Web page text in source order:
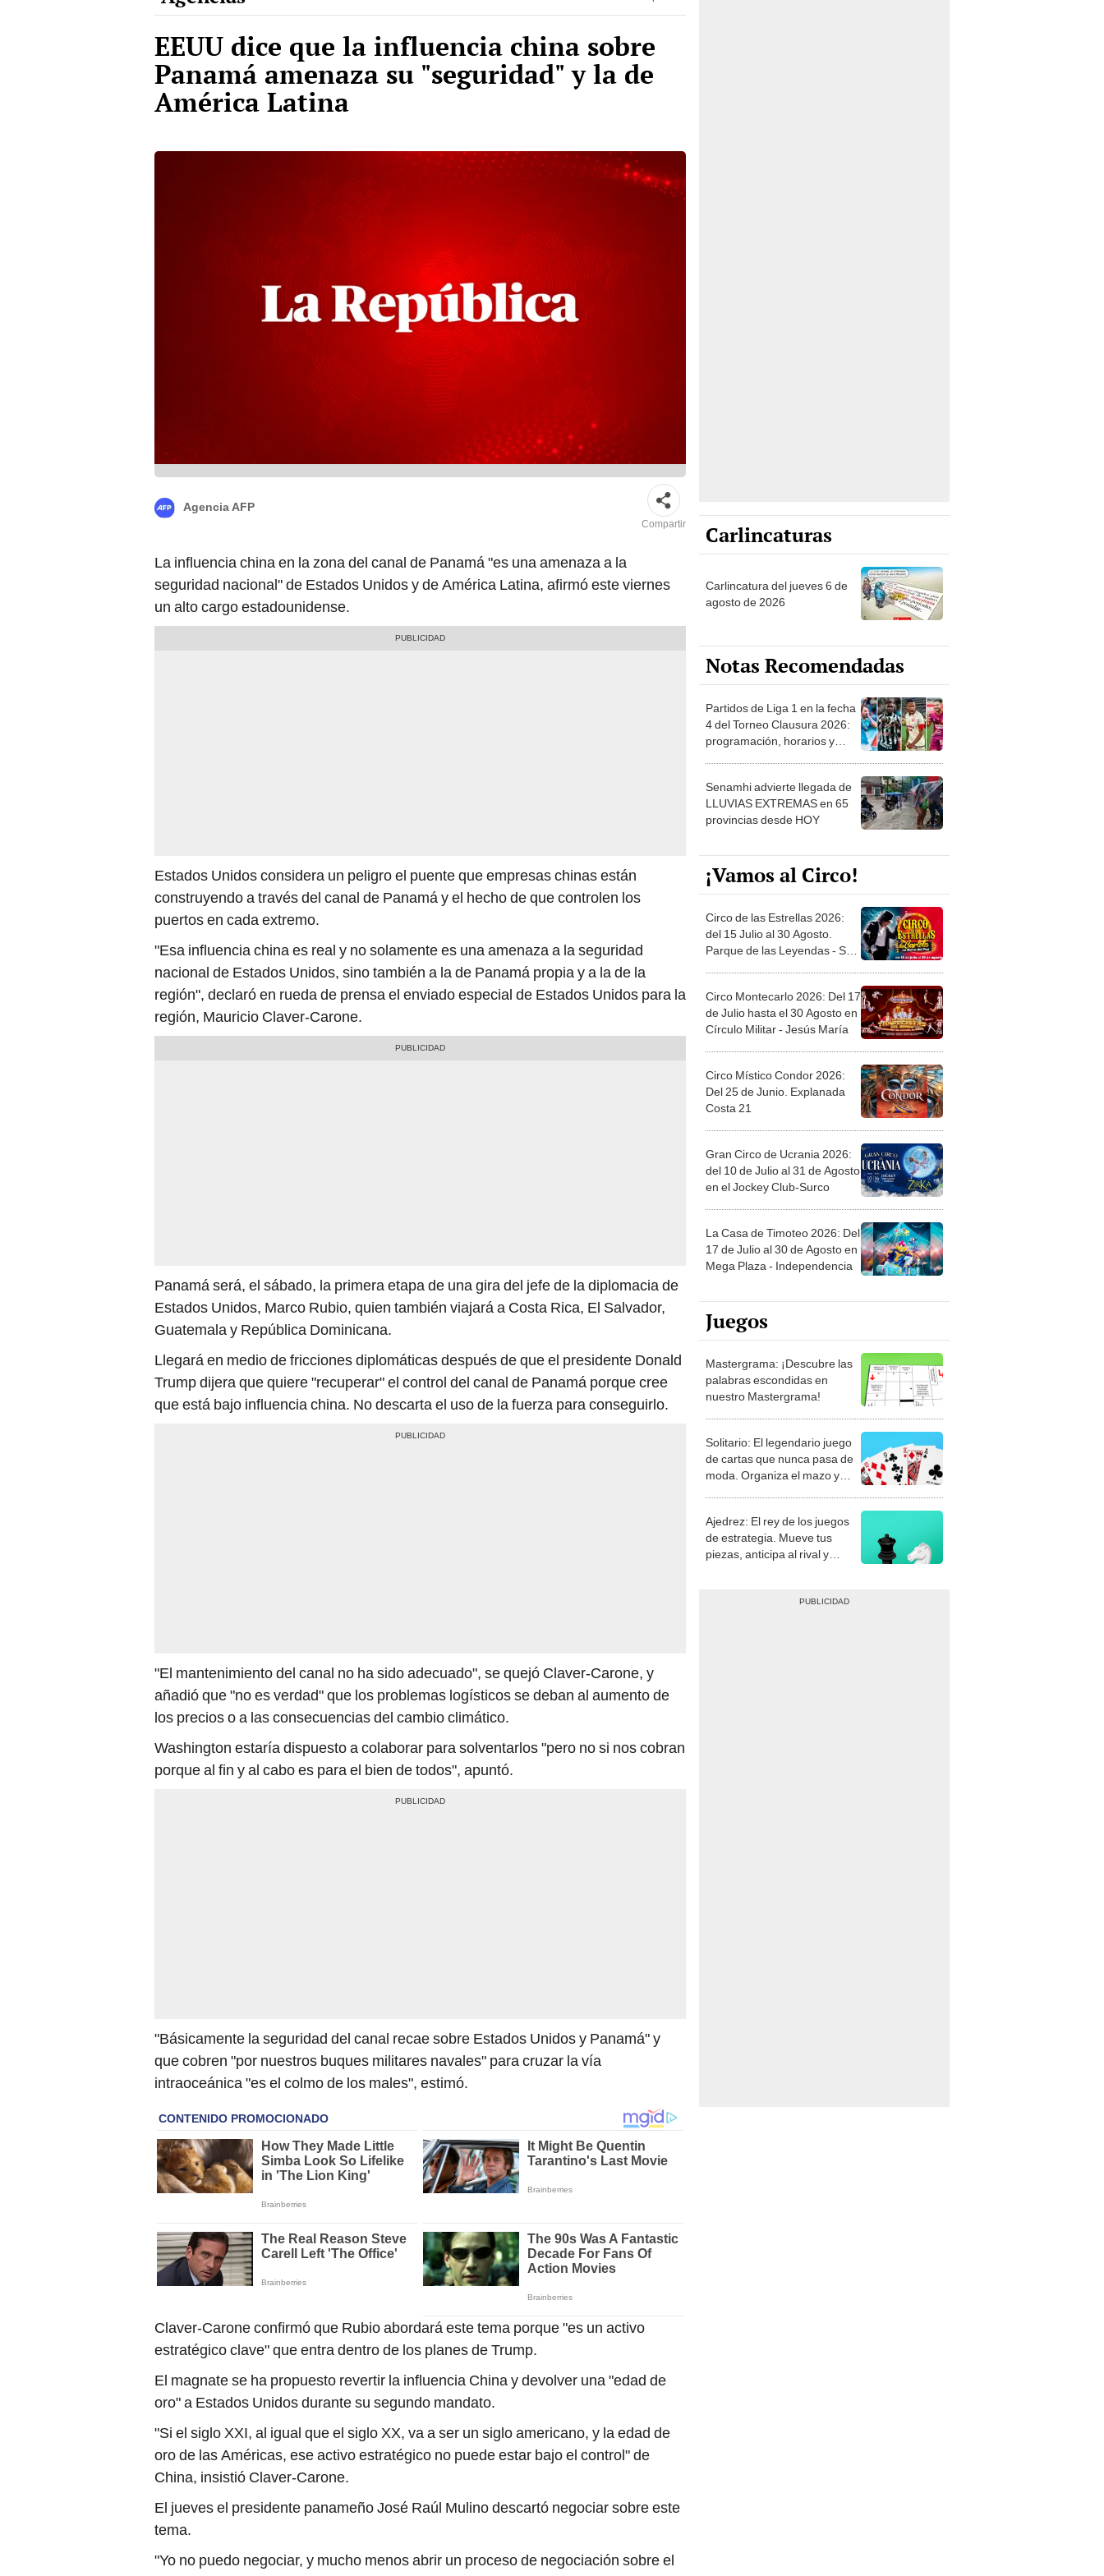
EEUU dice que la influencia china sobre
Panamá amenaza su "seguridad" y la de
América Latina
Compartir
seguridad nacional" de Estados Unidos y de América Latina, afirmó este viernes
un alto cargo estadounidense.
construyendo a través del canal de Panamá y el hecho de que controlen los
puertos en cada extremo.
"Esa influencia china es real y no solamente es una amenaza a la seguridad
nacional de Estados Unidos, sino también a la de Panamá propia y a la de la
región", declaró en rueda de prensa el enviado especial de Estados Unidos para la
región, Mauricio Claver-Carone.
Estados Unidos, Marco Rubio, quien también viajará a Costa Rica, El Salvador,
Guatemala y República Dominicana.
Llegará en medio de fricciones diplomáticas después de que el presidente Donald
Trump dijera que quiere "recuperar" el control del canal de Panamá porque cree
que está bajo influencia china. No descarta el uso de la fuerza para conseguirlo.
añadió que "no es verdad" que los problemas logísticos se deban al aumento de
los precios o a las consecuencias del cambio climático.
Washington estaría dispuesto a colaborar para solventarlos "pero no si nos cobran
porque al fin y al cabo es para el bien de todos", apuntó.
que cobren "por nuestros buques militares navales" para cruzar la vía
intraoceánica "es el colmo de los males", estimó.
estratégico clave" que entra dentro de los planes de Trump.
El magnate se ha propuesto revertir la influencia China y devolver una "edad de
oro" a Estados Unidos durante su segundo mandato.
"Si el siglo XXI, al igual que el siglo XX, va a ser un siglo americano, y la edad de
oro de las Américas, ese activo estratégico no puede estar bajo el control" de
China, insistió Claver-Carone.
El jueves el presidente panameño José Raúl Mulino descartó negociar sobre este
tema.
"Yo no puedo negociar, y mucho menos abrir un proceso de negociación sobre el
canal, eso está sellado, el canal es de Panamá", dijo.
Carlincaturas
agosto de 2026
Notas Recomendadas
Partidos de Liga 1 en la fecha
4 del Torneo Clausura 2026:
programación, horarios y
dónde ver
Senamhi advierte llegada de
LLUVIAS EXTREMAS en 65
provincias desde HOY
¡Vamos al Circo!
Circo de las Estrellas 2026:
del 15 Julio al 30 Agosto.
Parque de las Leyendas - San
Miguel
Circo Montecarlo 2026: Del 17
de Julio hasta el 30 Agosto en
Círculo Militar - Jesús María
Circo Místico Condor 2026:
Del 25 de Junio. Explanada
Costa 21
Gran Circo de Ucrania 2026:
del 10 de Julio al 31 de Agosto
en el Jockey Club-Surco
La Casa de Timoteo 2026: Del
17 de Julio al 30 de Agosto en
Mega Plaza - Independencia
Juegos
Mastergrama: ¡Descubre las
palabras escondidas en
nuestro Mastergrama!
Solitario: El legendario juego
de cartas que nunca pasa de
moda. Organiza el mazo y
demuestra tu habilidad.
Ajedrez: El rey de los juegos
de estrategia. Mueve tus
piezas, anticipa al rival y
consigue el jaque mate.